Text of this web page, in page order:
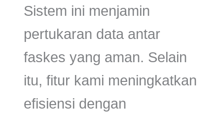
Sistem ini menjamin
pertukaran data antar
faskes yang aman. Selain
itu, fitur kami meningkatkan
efisiensi dengan